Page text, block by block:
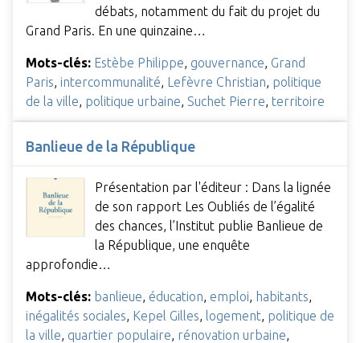
débats, notamment du fait du projet du
Grand Paris. En une quinzaine…
Mots-clés: Estèbe Philippe gouvernance Grand
Paris intercommunalité Lefèvre Christian politique
de la ville politique urbaine Suchet Pierre territoire
Banlieue de la République
Présentation par l'éditeur : Dans la lignée
de son rapport Les Oubliés de l’égalité
des chances, l’Institut publie Banlieue de
la République, une enquête
approfondie…
Mots-clés: banlieue, éducation, emploi, habitants,
inégalités sociales, Kepel Gilles, logement, politique de
la ville, quartier populaire, rénovation urbaine,